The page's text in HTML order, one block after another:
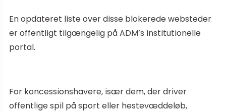
En opdateret liste over disse blokerede websteder
er offentligt tilgængelig på ADM’s institutionelle
portal.
For koncessionshavere, især dem, der driver
offentlige spil på sport eller hestevæddeløb,